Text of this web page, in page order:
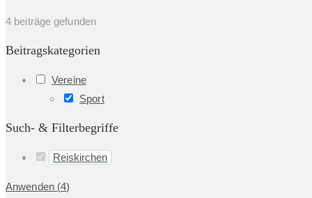
4 beiträge gefunden
Beitragskategorien
Vereine
Sport
Such- & Filterbegriffe
Reiskirchen
Anwenden (4)